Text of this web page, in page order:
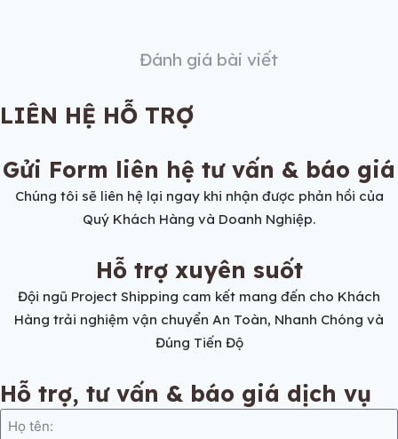
Đánh giá bài viết
LIÊN HỆ HỖ TRỢ
Gửi Form liên hệ tư vấn & báo giá
Chúng tôi sẽ liên hệ lại ngay khi nhận được phản hồi của
Quý Khách Hàng và Doanh Nghiệp.
Hỗ trợ xuyên suốt
Đội ngũ Project Shipping cam kết mang đến cho Khách
Hàng trải nghiệm vận chuyển An Toàn, Nhanh Chóng và
Đúng Tiến Độ
Hỗ trợ, tư vấn & báo giá dịch vụ